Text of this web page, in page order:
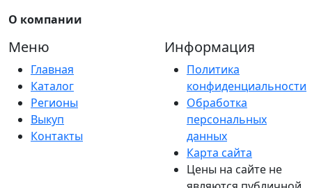
О компании
Меню
Главная
Каталог
Регионы
Выкуп
Контакты
Информация
Политика
конфиденциальности
Обработка
персональных
данных
Карта сайта
Цены на сайте не